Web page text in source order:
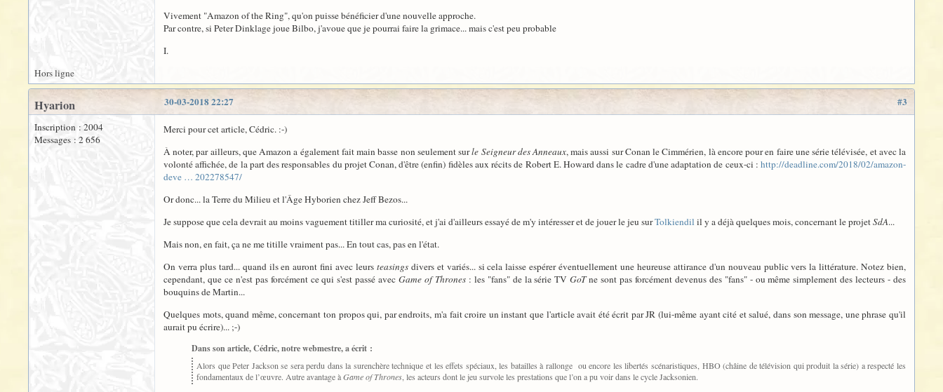
Vivement "Amazon of the Ring", qu'on puisse bénéficier d'une nouvelle approche.
Par contre, si Peter Dinklage joue Bilbo, j'avoue que je pourrai faire la grimace... mais c'est peu probable
I.
Hors ligne
#3
30-03-2018 22:27
Hyarion
Inscription : 2004
Messages : 2 656
Merci pour cet article, Cédric. :-)
À noter, par ailleurs, que Amazon a également fait main basse non seulement surle Seigneur des Anneaux, mais aussi sur Conan le Cimmérien, là encore pour en faire une série télévisée, et avec la
volonté affichée, de la part des responsables du projet Conan, d'être (enfin) fidèles aux récits de Robert E. Howard dans le cadre d'une adaptation de ceux-ci : http://deadline.com/2018/02/amazon-
deve … 202278547/
Or donc... la Terre du Milieu et l'Âge Hyborien chez Jeff Bezos...
Je suppose que cela devrait au moins vaguement titiller ma curiosité, et j'ai d'ailleurs essayé de m'y intéresser et de jouer le jeu surTolkiendil il y a déjà quelques mois, concernant le projetSdA...
Mais non, en fait, ça ne me titille vraiment pas... En tout cas, pas en l'état.
On verra plus tard... quand ils en auront fini avec leurs teasingsdivers et variés... si cela laisse espérer éventuellement une heureuse attirance d'un nouveau public vers la littérature. Notez bien,
cependant, que ce n'est pas forcément ce qui s'est passé avecGame of Thrones: les "fans" de la série TVGoTne sont pas forcément devenus des "fans" - ou même simplement des lecteurs - des
bouquins de Martin...
Quelques mots, quand même, concernant ton propos qui, par endroits, m'a fait croire un instant que l'article avait été écrit par JR (lui-même ayant cité et salué, dans son message, une phrase qu'il
aurait pu écrire)... ;-)
Dans son article, Cédric, notre webmestre, a écrit :
Alors que Peter Jackson se sera perdu dans la surenchère technique et les effets spéciaux, les batailles à rallonge ou encore les libertés scénaristiques, HBO (châine de télévision qui produit la série) a respecté les
fondamentaux de l’œuvre. Autre avantage àGame of Thrones , les acteurs dont le jeu survole les prestations que l’on a pu voir dans le cycle Jacksonien.